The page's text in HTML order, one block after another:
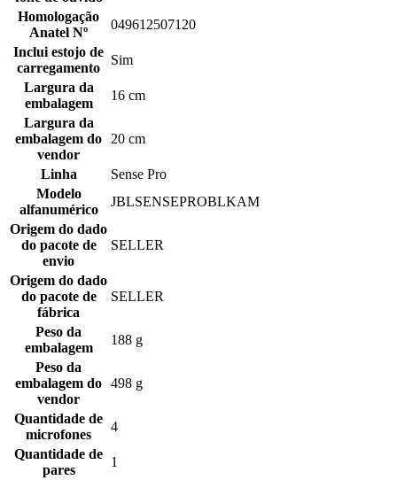
Homologação
Anatel Nº
049612507120
Inclui estojo de
carregamento
Sim
Largura da
embalagem
16 cm
Largura da
embalagem do
vendor
20 cm
Linha
Sense Pro
Modelo
alfanumérico
JBLSENSEPROBLKAM
Origem do dado
do pacote de
envio
SELLER
Origem do dado
do pacote de
fábrica
SELLER
Peso da
embalagem
188 g
Peso da
embalagem do
vendor
498 g
Quantidade de
microfones
4
Quantidade de
pares
1